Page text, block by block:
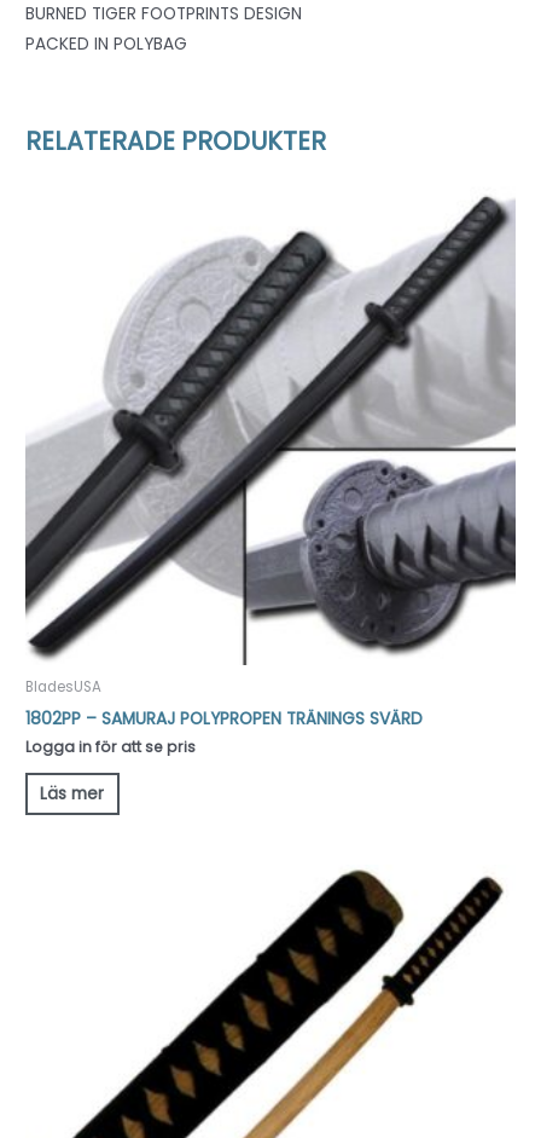
BURNED TIGER FOOTPRINTS DESIGN
PACKED IN POLYBAG
RELATERADE PRODUKTER
BladesUSA
1802PP – SAMURAJ POLYPROPEN TRÄNINGS SVÄRD
Logga in för att se pris
Läs mer